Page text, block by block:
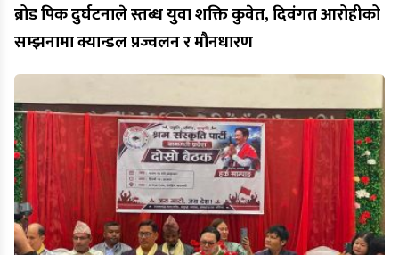
ब्रोड पिक दुर्घटनाले स्तब्ध युवा शक्ति कुवेत, दिवंगत आरोहीको
सम्झनामा क्यान्डल प्रज्वलन र मौनधारण